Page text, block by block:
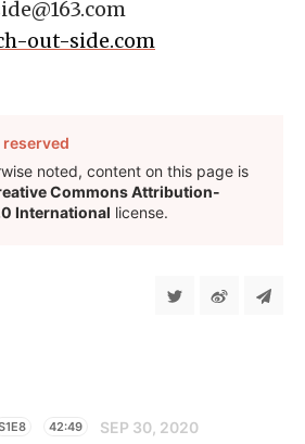
out-side.com
noted, content on this page is
Commons Attribution-
International license.
42:49 SEP 30, 2020